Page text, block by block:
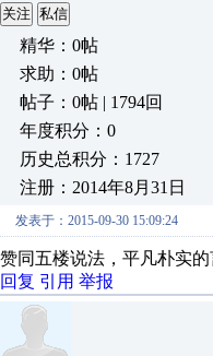
关注 私信
精华：0帖
求助：0帖
帖子：0帖 | 1794回
年度积分：0
历史总积分：1727
注册：2014年8月31日
发表于：2015-09-30 15:09:24
赞同五楼说法，平凡朴实
回复 引用 举报